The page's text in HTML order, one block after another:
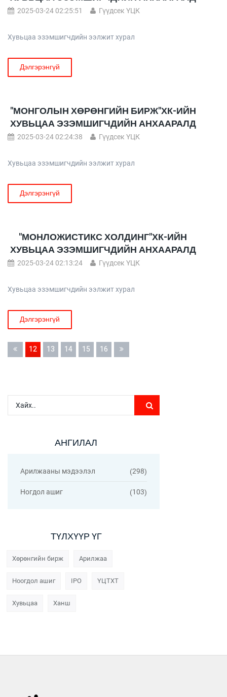
2025-03-24 02:25:51 Гүүдсек ҮЦК
Хувьцаа эзэмшигчдийн ээлжит хурал
Дэлгэрэнгүй
"МОНГОЛЫН ХӨРӨНГИЙН БИРЖ"ХК-ИЙН
ХУВЬЦАА ЭЗЭМШИГЧДИЙН АНХААРАЛД
2025-03-24 02:24:38 Гүүдсек ҮЦК
Хувьцаа эзэмшигчдийн ээлжит хурал
Дэлгэрэнгүй
"МОНЛОЖИСТИКС ХОЛДИНГ"ХК-ИЙН
ХУВЬЦАА ЭЗЭМШИГЧДИЙН АНХААРАЛД
2025-03-24 02:13:24 Гүүдсек ҮЦК
Хувьцаа эзэмшигчдийн ээлжит хурал
Дэлгэрэнгүй
12 13 14 15 16
АНГИЛАЛ
Арилжааны мэдээлэл 298
Ногдол ашиг 103
ТҮЛХҮҮР ҮГ
Хөрөнгийн бирж Арилжаа
Ноогдол ашиг IPO ҮЦТХТ
Хувьцаа Ханш